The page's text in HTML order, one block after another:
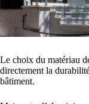
Le choix du matériau
directement la
bâtiment.